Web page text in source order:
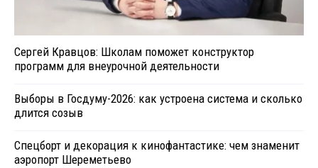
Сергей Кравцов: Школам поможет конструктор
программ для внеурочной деятельности
Выборы в Госдуму-2026: как устроена система и сколько
длится созыв
Спецборт и декорация к кинофантастике: чем знаменит
аэропорт Шереметьево